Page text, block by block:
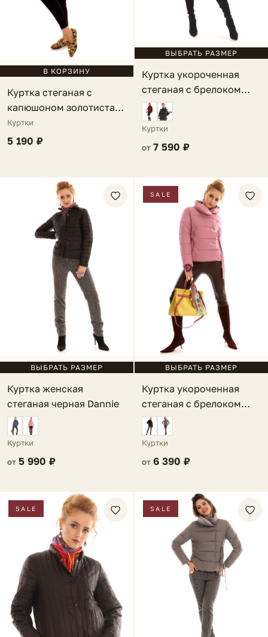
В КОРЗИНУ
Куртка стеганая с
капюшоном золотистая
Anie
Куртки
5 190 ₽
ВЫБРАТЬ РАЗМЕР
Куртка укороченная
стеганая с брелоком
темно-оливковый Paola
Куртки
от 7 590 ₽
ВЫБРАТЬ РАЗМЕР
Куртка женская
стеганая черная Dannie
Куртки
от 5 990 ₽
SALE
ВЫБРАТЬ РАЗМЕР
Куртка укороченная
стеганая с брелоком
пудровая Lauria
Куртки
от 6 390 ₽
SALE SALE